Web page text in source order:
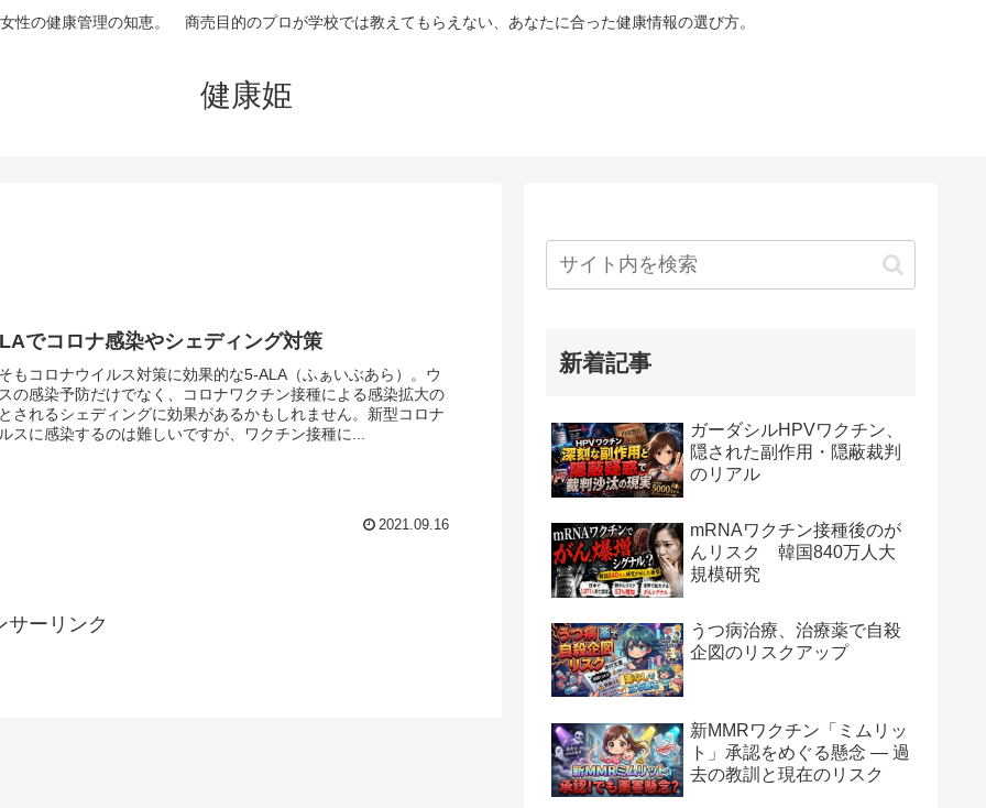
性の健康管理の知恵。 商売目的のプロが学校では教えてもらえない、あなたに合った健康情報の選び方。
健康姫
でコロナ感染やシェディング対策
もコロナウイルス対策に効果的な5-ALA（ふぁいぶあら）。ウ
の感染予防だけでなく、コロナワクチン接種による感染拡大の
されるシェディングに効果があるかもしれません。新型コロナ
スに感染するのは難しいですが、ワクチン接種に...
2021.09.16
サーリンク
新着記事
ガーダシルHPVワクチン、
隠された副作用・隠蔽裁判
のリアル
mRNAワクチン接種後のが
んリスク 韓国840万人大
規模研究
うつ病治療、治療薬で自殺
企図のリスクアップ
新MMRワクチン「ミムリッ
ト」承認をめぐる懸念 — 過
去の教訓と現在のリスク